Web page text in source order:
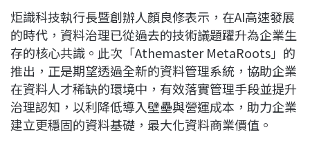
炬識科技執行長暨創辦人顏良修表示，在AI高速發展
的時代，資料治理已從過去的技術議題躍升為企業生
存的核心共識。此次「Athemaster MetaRoots」的
推出，正是期望透過全新的資料管理系統，協助企業
在資料人才稀缺的環境中，有效落實管理手段並提升
治理認知，以利降低導入壁壘與營運成本，助力企業
建立更穩固的資料基礎，最大化資料商業價值。